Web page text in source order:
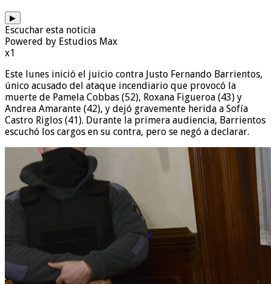
▶
Escuchar esta noticia
Powered by Estudios Max
x1
Este lunes inició el juicio contra Justo Fernando Barrientos,
único acusado del ataque incendiario que provocó la
muerte de Pamela Cobbas (52), Roxana Figueroa (43) y
Andrea Amarante (42), y dejó gravemente herida a Sofía
Castro Riglos (41). Durante la primera audiencia, Barrientos
escuchó los cargos en su contra, pero se negó a declarar.